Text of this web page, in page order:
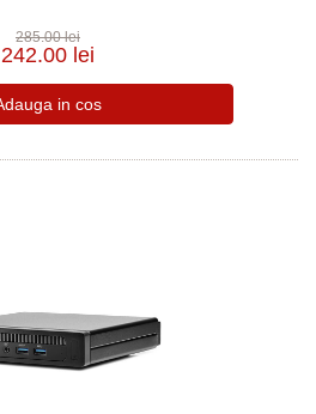
285.00 lei
242.00 lei